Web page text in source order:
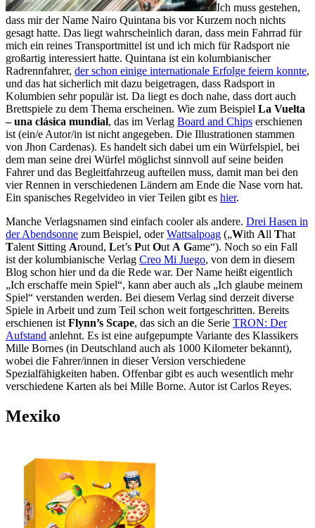
Ich muss gestehen,
dass mir der Name Nairo Quintana bis vor Kurzem noch nichts
gesagt hatte. Das liegt wahrscheinlich daran, dass mein Fahrrad für
mich ein reines Transportmittel ist und ich mich für Radsport nie
großartig interessiert hatte. Quintana ist ein kolumbianischer
Radrennfahrer, der schon einige internationale Erfolge feiern konnte,
und das hat sicherlich mit dazu beigetragen, dass Radsport in
Kolumbien sehr populär ist. Da liegt es doch nahe, dass dort auch
Brettspiele zu dem Thema erscheinen. Wie zum Beispiel La Vuelta
– una clásica mundial, das im Verlag Board and Chips erschienen
ist (ein/e Autor/in ist nicht angegeben. Die Illustrationen stammen
von Jhon Cardenas). Es handelt sich dabei um ein Würfelspiel, bei
dem man seine drei Würfel möglichst sinnvoll auf seine beiden
Fahrer und das Begleitfahrzeug aufteilen muss, damit man bei den
vier Rennen in verschiedenen Ländern am Ende die Nase vorn hat.
Ein spanisches Regelvideo in vier Teilen gibt es hier.
Manche Verlagsnamen sind einfach cooler als andere. Drei Hasen in
der Abendsonne zum Beispiel, oderWattsalpoag („With All That
Talent Sitting Around, Let’s Put Out A Game“). Noch so ein Fall
ist der kolumbianische Verlag Creo Mi Juego, von dem in diesem
Blog schon hier und da die Rede war. Der Name heißt eigentlich
„Ich erschaffe mein Spiel“, kann aber auch als „Ich glaube meinem
Spiel“ verstanden werden. Bei diesem Verlag sind derzeit diverse
Spiele in Arbeit und zum Teil schon weit fortgeschritten. Bereits
erschienen ist Flynn’s Scape, das sich an die Serie TRON: Der
Aufstand anlehnt. Es ist eine aufgepumpte Variante des Klassikers
Mille Bornes (in Deutschland auch als 1000 Kilometer bekannt),
wobei die Fahrer/innen in dieser Version verschiedene
Spezialfähigkeiten haben. Offenbar gibt es auch wesentlich mehr
verschiedene Karten als bei Mille Borne. Autor ist Carlos Reyes.
Mexiko